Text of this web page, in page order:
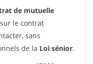
de mutuelle
le contrat
sans
de la Loi sénior.